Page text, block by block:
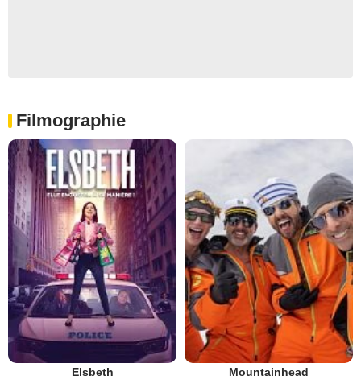
Filmographie
Elsbeth Mountainhead